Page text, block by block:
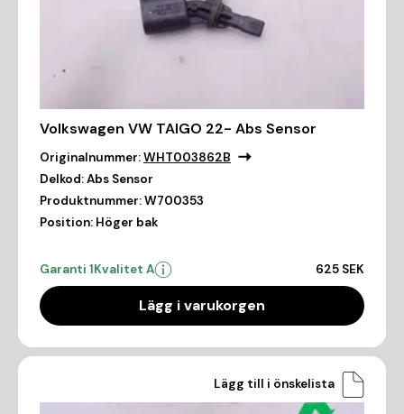
Volkswagen VW TAIGO 22- Abs Sensor
Originalnummer:WHT003862B
Delkod:Abs Sensor
Produktnummer:W700353
Position: Höger bak
Garanti 1Kvalitet A 625 SEK
Lägg i varukorgen
Lägg till i önskelista